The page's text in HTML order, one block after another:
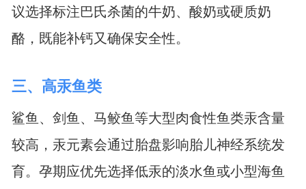
议选择标注巴氏杀菌的牛奶、酸奶或硬质奶
酪，既能补钙又确保安全性。
三、高汞鱼类
鲨鱼、剑鱼、马鲛鱼等大型肉食性鱼类汞含量
较高，汞元素会通过胎盘影响胎儿神经系统发
育。孕期应优先选择低汞的淡水鱼或小型海鱼